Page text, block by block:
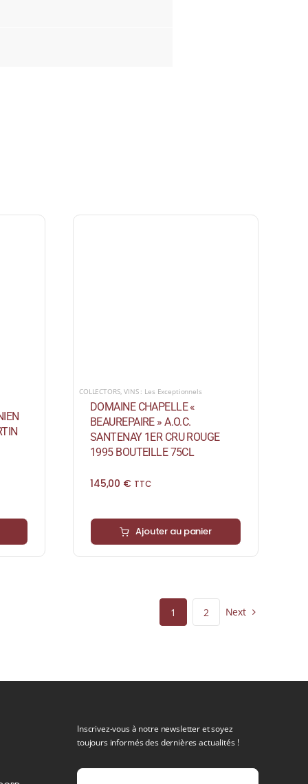
COLLECTORS,VINS : Les Exceptionnels
DOMAINE CHAPELLE «
BEAUREPAIRE » A.O.C.
SANTENAY 1ER CRU ROUGE
1995 BOUTEILLE 75CL
145,00 € TTC
Ajouter au panier
1 2 Next
Inscrivez-vous à notre newsletter et soyez
toujours informés des dernières actualités !